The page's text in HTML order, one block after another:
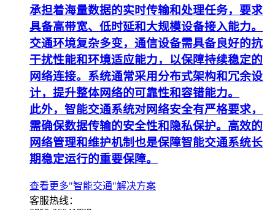
承担着海量数据的实时传输和处理任务，要求
具备高带宽、低时延和大规模设备接入能力。
交通环境复杂多变，通信设备需具备良好的抗
干扰性能和环境适应能力，以保障持续稳定的
网络连接。系统通常采用分布式架构和冗余设
计，提升整体网络的可靠性和容错能力。
此外，智能交通系统对网络安全有严格要求，
需确保数据传输的安全性和隐私保护。高效的
网络管理和维护机制也是保障智能交通系统长
期稳定运行的重要保障。
查看更多"智能交通"解决方案
客服热线：